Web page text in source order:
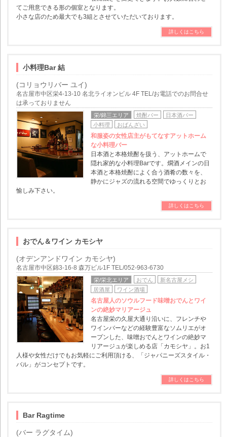
てご用意できる形の個室となります。
小さな店のため最大でも3組とさせていただいております。
詳しくはこちら
小料理Bar 結
(コリョウリバー ユイ)
名古屋市中区栄4-13-10 名北ライオンビル 4F TEL/お電話でのお問合せ
は承っておりません
栄/錦三エリア 焼酎バー
日本酒バー
小料理
おばんざい
和服姿の女性店主がもてなすアットホーム
な小料理バー
日本酒と本格焼酎を扱う、アットホームで
隠れ家的な小料理Barです。燗酒メインの日
本酒と本格焼酎によく合う酒肴の数々を、
静かにジャズの流れる空間でゆっくりとお
愉しみ下さい。
詳しくはこちら
おでん＆ワイン カモシヤ
(オデンアンドワイン カモシヤ)
名古屋市中区錦3-16-8 森万ビル1F TEL/052-963-6730
栄/栄北エリア おでん
新名古屋メシ
居酒屋
ワイン酒場
名古屋人のソウルフード味噌おでんとワイ
ンの絶妙マリアージュ
名古屋栄の久屋大通り沿いに、フレンチや
ワインバーなどの経験豊富なソムリエがオ
ープンした、味噌おでんとワインの絶妙マ
リアージュが楽しめる店「カモシヤ」。お1
人様や女性だけでもお気軽にご利用頂ける、「ジャパニーズスタイル・
バル」がコンセプトです。
詳しくはこちら
Bar Ragtime
(バー ラグタイム)